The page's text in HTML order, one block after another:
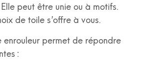
Elle peut être unie ou à motifs.
de toile s’offre à vous.
enrouleur permet de répondre
: